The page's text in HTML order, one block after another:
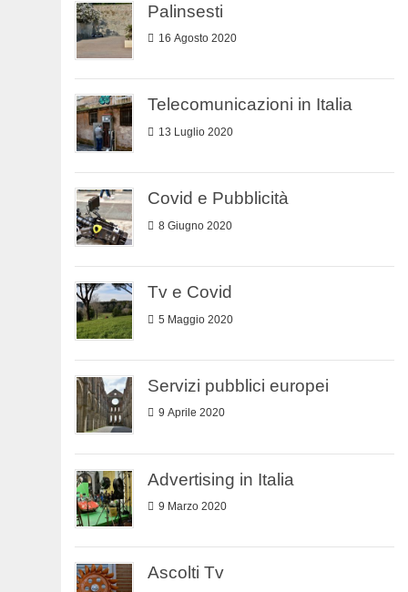
Palinsesti
16 Agosto 2020
Telecomunicazioni in Italia
13 Luglio 2020
Covid e Pubblicità
8 Giugno 2020
Tv e Covid
5 Maggio 2020
Servizi pubblici europei
9 Aprile 2020
Advertising in Italia
9 Marzo 2020
Ascolti Tv